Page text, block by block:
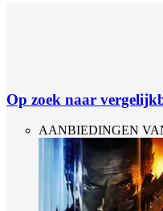
Op zoek naar
AANBIEDINGEN